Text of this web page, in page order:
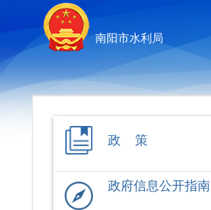
南阳市水利局
政 策
政府信息公开指南